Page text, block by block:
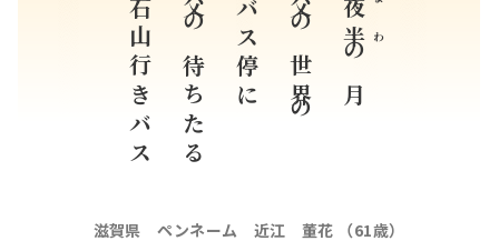
夜半よわ
の月
父の世界の
バス停に
父の待ちたる
石山行きバス
滋賀県 ペンネーム 近江 董花 （61歳）